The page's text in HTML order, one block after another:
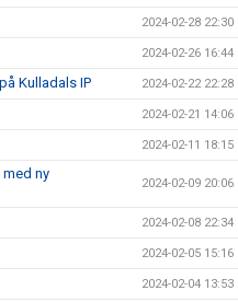
2024-02-28 22:30
2024-02-26 16:44
Kulladals IP 2024-02-22 22:28
2024-02-21 14:06
2024-02-11 18:15
med ny
2024-02-09 20:06
2024-02-08 22:34
2024-02-05 15:16
2024-02-04 13:53